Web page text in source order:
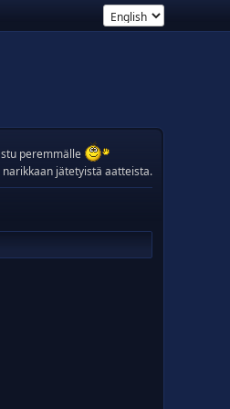
peremmälle
jätetyistä aatteista.